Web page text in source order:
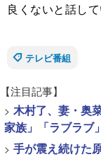
良くないと話して
テレビ番組
【注目記事】
> 木村了、妻・奥
家族」「ラブラブ
> 手が震え続けた